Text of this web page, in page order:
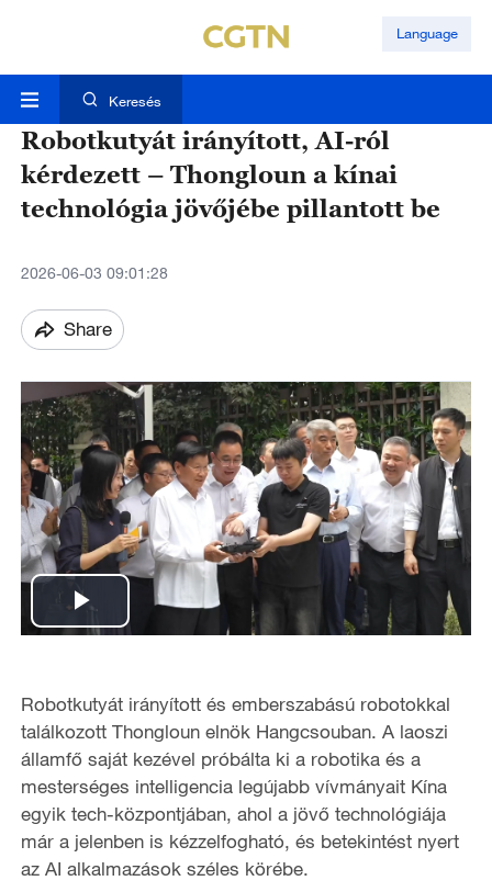
Language
Keresés
Robotkutyát irányított, AI-ról
kérdezett – Thongloun a kínai
technológia jövőjébe pillantott be
2026-06-03 09:01:28
Share
P
a
y
V
i
Robotkutyát irányított és emberszabású robotokkal
találkozott Thongloun elnök Hangcsouban. A laoszi
államfő saját kezével próbálta ki a robotika és a
mesterséges intelligencia legújabb vívmányait Kína
egyik tech-központjában, ahol a jövő technológiája
már a jelenben is kézzelfogható, és betekintést nyert
az AI alkalmazások széles körébe.